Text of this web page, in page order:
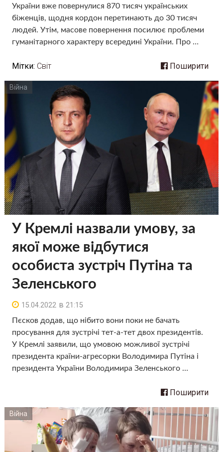
України вже повернулися 870 тисяч українських
біженців, щодня кордон перетинають до 30 тисяч
людей. Утім, масове повернення посилює проблеми
гуманітарного характеру всередині України. Про …
Мітки: Світ Поширити
Війна
У Кремлі назвали умову, за
якої може відбутися
особиста зустріч Путіна та
Зеленського
15.04.2022 в 21:15
Пєсков додав, що нібито вони поки не бачать
просування для зустрічі тет-а-тет двох президентів.
У Кремлі заявили, що умовою можливої ​​зустрічі
президента країни-агресорки Володимира Путіна і
президента України Володимира Зеленського …
Поширити
Війна